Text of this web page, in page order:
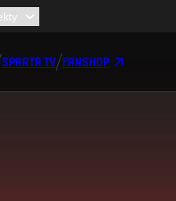
SPARTA TV FANSHOP